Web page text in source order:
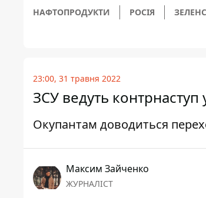
НАФТОПРОДУКТИ РОСІЯ
23:00, 31 травня 2022
ЗСУ ведуть контрнаступ
Окупантам доводиться
Максим Зайченко
ЖУРНАЛІСТ